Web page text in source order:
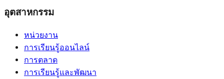
อุตสาหกรรม
หน่วยงาน
การเรียนรู้ออนไลน์
การตลาด
การเรียนรู้และพัฒนา